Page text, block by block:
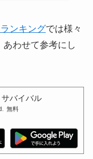
ンキングでは様々
わせて参考にし
バイバル
無料